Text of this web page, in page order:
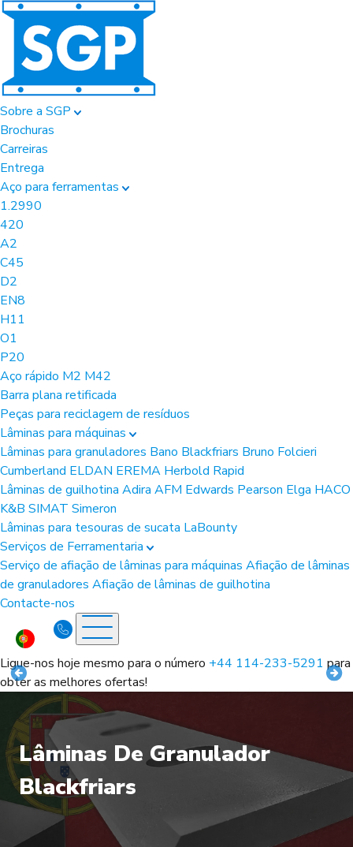
Sobre a SGP
Brochuras
Carreiras
Entrega
Aço para ferramentas
1.2990
420
A2
C45
D2
EN8
H11
O1
P20
Aço rápido M2 M42
Barra plana retificada
Peças para reciclagem de resíduos
Lâminas para máquinas
Lâminas para granuladores Bano Blackfriars Bruno Folcieri
Cumberland ELDAN EREMA Herbold Rapid
Lâminas de guilhotina Adira AFM Edwards Pearson Elga HACO
K&B SIMAT Simeron
Lâminas para tesouras de sucata LaBounty
Serviços de Ferramentaria
Serviço de afiação de lâminas para máquinas Afiação de lâminas
de granuladores Afiação de lâminas de guilhotina
Contacte-nos
Ligue-nos hoje mesmo para o número +44 114-233-5291 para
obter as melhores ofertas!
Lâminas De Granulador
Blackfriars